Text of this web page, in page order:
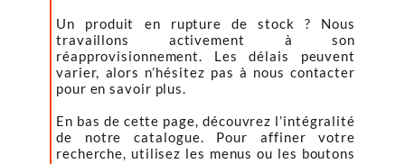
Un produit en rupture de stock ? Nous
travaillons activement à son
réapprovisionnement. Les délais peuvent
varier, alors n’hésitez pas à nous contacter
pour en savoir plus.
En bas de cette page, découvrez l’intégralité
de notre catalogue. Pour affiner votre
recherche, utilisez les menus ou les boutons